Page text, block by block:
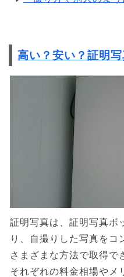
高い？安い？証明
証明写真は、証明写真ボ
り、自撮りした写真をコ
さまざまな方法で取得で
それぞれの料金相場やメ